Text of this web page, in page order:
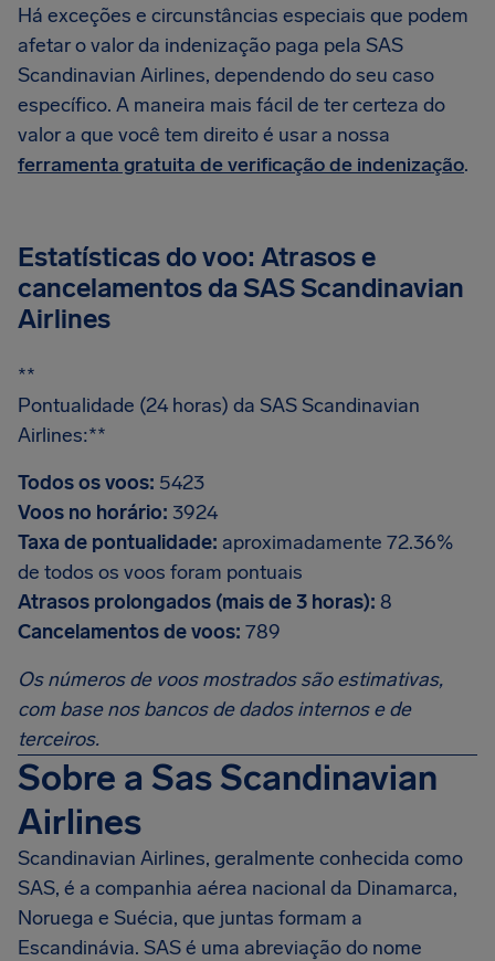
Há exceções e circunstâncias especiais que podem
afetar o valor da indenização paga pela SAS
Scandinavian Airlines, dependendo do seu caso
específico. A maneira mais fácil de ter certeza do
valor a que você tem direito é usar a nossa
ferramenta gratuita de verificação de indenização.
Estatísticas do voo: Atrasos e
cancelamentos da SAS Scandinavian
Airlines
**
Pontualidade (24 horas) da SAS Scandinavian
Airlines:**
Todos os voos: 5423
Voos no horário: 3924
Taxa de pontualidade: aproximadamente 72.36%
de todos os voos foram pontuais
Atrasos prolongados (mais de 3 horas): 8
Cancelamentos de voos: 789
Os números de voos mostrados são estimativas,
com base nos bancos de dados internos e de
terceiros.
Sobre a Sas Scandinavian
Airlines
Scandinavian Airlines, geralmente conhecida como
SAS, é a companhia aérea nacional da Dinamarca,
Noruega e Suécia, que juntas formam a
Escandinávia. SAS é uma abreviação do nome